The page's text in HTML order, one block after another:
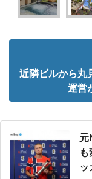
近隣ビルから丸
運営
元